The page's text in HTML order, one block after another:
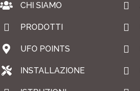
CHI SIAMO
PRODOTTI
UFO POINTS
INSTALLAZIONE